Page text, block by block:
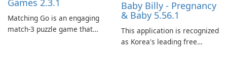
Games 2.3.1
Matching Go is an engaging
match-3 puzzle game that
Baby Billy - Pregnancy
& Baby 5.56.1
This application is recognized
as Korea's leading free